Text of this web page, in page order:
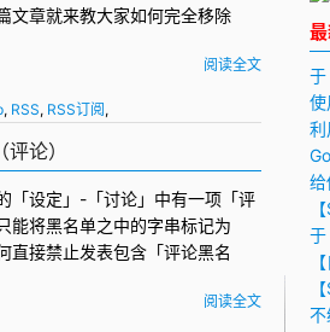
文章就来教大家如何完全移除
阅读全文
, RSS, RSS订阅 ,
论）
「设定」-「讨论」中有一项「评
能将黑名单之中的字串标记为
直接禁止发表包含「评论黑名
阅读全文
于
使
快
动
与
给
–
于
–
不